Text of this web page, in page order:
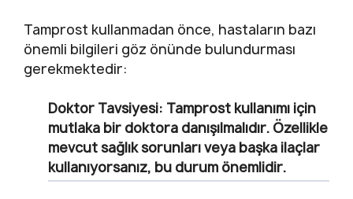
Tamprost kullanmadan önce, hastaların bazı
önemli bilgileri göz önünde bulundurması
gerekmektedir:
Doktor Tavsiyesi: Tamprost kullanımı için
mutlaka bir doktora danışılmalıdır. Özellikle
mevcut sağlık sorunları veya başka ilaçlar
kullanıyorsanız, bu durum önemlidir.